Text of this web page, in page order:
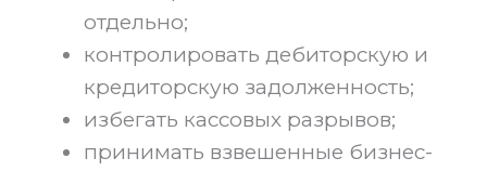
отдельно;
контролировать дебиторскую и
кредиторскую задолженность;
избегать кассовых разрывов;
принимать взвешенные бизнес-